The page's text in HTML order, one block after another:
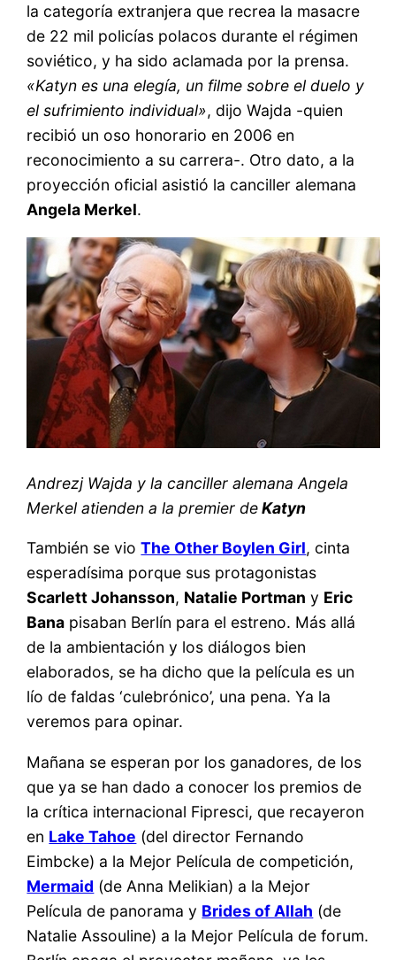
la categoría extranjera que recrea la masacre
de 22 mil policías polacos durante el régimen
soviético, y ha sido aclamada por la prensa.
«Katyn es una elegía, un filme sobre el duelo y
el sufrimiento individual», dijo Wajda -quien
recibió un oso honorario en 2006 en
reconocimiento a su carrera-. Otro dato, a la
proyección oficial asistió la canciller alemana
Angela Merkel.
Andrezj Wajda y la canciller alemana Angela
Merkel atienden a la premier deKatyn
También se vioThe Other Boylen Girl, cinta
esperadísima porque sus protagonistas
Scarlett Johansson, Natalie Portman y Eric
Bana pisaban Berlín para el estreno. Más allá
de la ambientación y los diálogos bien
elaborados, se ha dicho que la película es un
lío de faldas ‘culebrónico’, una pena. Ya la
veremos para opinar.
Mañana se esperan por los ganadores, de los
que ya se han dado a conocer los premios de
la crítica internacional Fipresci, que recayeron
en Lake Tahoe (del director Fernando
Eimbcke) a la Mejor Película de competición,
Mermaid (de Anna Melikian) a la Mejor
Película de panorama y Brides of Allah (de
Natalie Assouline) a la Mejor Película de forum.